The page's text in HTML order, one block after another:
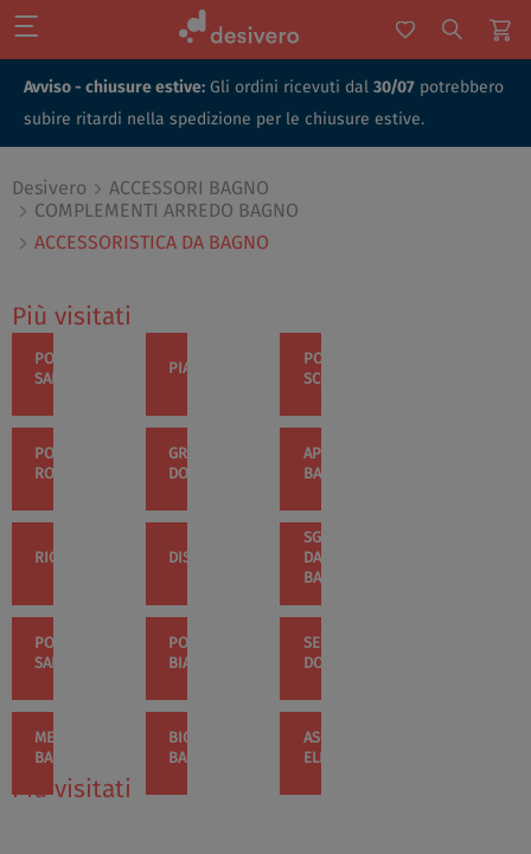
Avviso - chiusure estive: Gli ordini ricevuti dal 30/07 potrebbero
subire ritardi nella spedizione per le chiusure estive.
Desivero
ACCESSORI BAGNO
COMPLEMENTI ARREDO BAGNO
ACCESSORISTICA DA BAGNO
Più visitati
PORTA
SALVIETTE
PIANTANE
PORTA
SCOPINO
PORTA
ROTOLO
GRIGLIE
DOCCIA
APPENDINI
BAGNO
RICAMBI DISPENSER
SGABELLI
DA
BAGNO
PORTA
SAPONE
PORTA
BIANCHERIA
SEDILI
DOCCIA
MENSOLE
BAGNO
BICCHIERI
BAGNO
ASCIUGAMANI
ELETTRICI
Più visitati